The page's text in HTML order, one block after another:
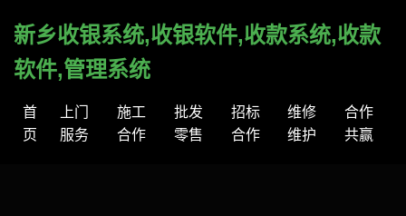
新乡收银系统,收银软件,收款系统,收款
软件,管理系统
首
页
上门
服务
施工
合作
批发
零售
招标
合作
维修
维护
合作
共赢